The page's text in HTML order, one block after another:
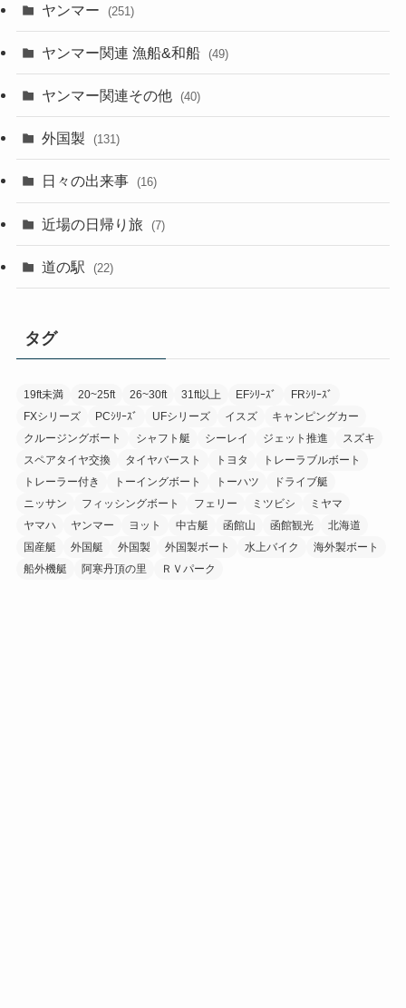
ヤンマー (251)
ヤンマー関連 漁船&和船 (49)
ヤンマー関連その他 (40)
外国製 (131)
日々の出来事 (16)
近場の日帰り旅 (7)
道の駅 (22)
タグ
19ft未満 20~25ft 26~30ft 31ft以上 EFｼﾘｰｽﾞ
FRｼﾘｰｽﾞ
FXシリーズ
PCｼﾘｰｽﾞ UFシリーズ イスズ
キャンピングカー
クルージングボート
シャフト艇 シーレイ ジェット推進
スズキ
スペアタイヤ交換
タイヤバースト トヨタ
トレーラブルボート
トレーラー付き
トーイングボート トーハツ
ドライブ艇
ニッサン
フィッシングボート フェリー ミツビシ
ミヤマ
ヤマハ
ヤンマー ヨット 中古艇 函館山 函館観光
北海道
国産艇
外国艇 外国製 外国製ボート 水上バイク
海外製ボート
船外機艇
阿寒丹頂の里 ＲＶパーク